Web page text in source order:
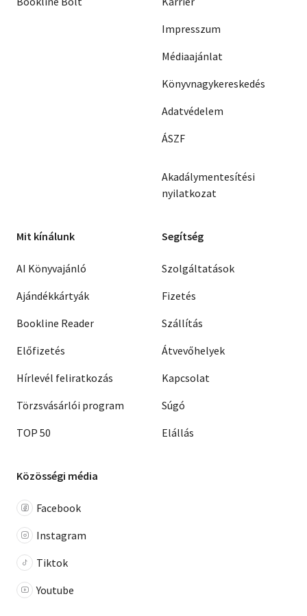
Impresszum
Médiaajánlat
Könyvnagykereskedés
Adatvédelem
ÁSZF
Akadálymentesítési
nyilatkozat
Mit kínálunk
AI Könyvajánló
Ajándékkártyák
Bookline Reader
Előfizetés
Hírlevél feliratkozás
Törzsvásárlói program
TOP 50
Segítség
Szolgáltatások
Fizetés
Szállítás
Átvevőhelyek
Kapcsolat
Súgó
Elállás
Közösségi média
Facebook
Instagram
Tiktok
Youtube